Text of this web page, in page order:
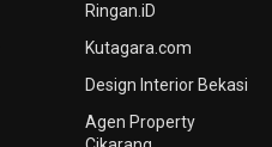
Ringan.iD
Kutagara.com
Design Interior Bekasi
Agen Property